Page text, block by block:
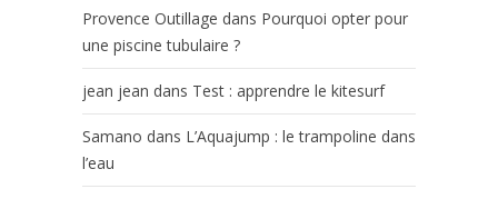
Provence Outillage dans Pourquoi opter pour
une piscine tubulaire ?
jean jean dans Test : apprendre le kitesurf
Samano dans L’Aquajump : le trampoline dans
l’eau